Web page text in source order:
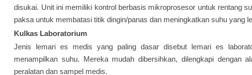
disukai. Unit ini memiliki kontrol berbasis mikroprosesor untuk rentang
paksa untuk membatasi titik dingin/panas dan meningkatkan suhu yang
Kulkas Laboratorium
Jenis lemari es medis yang paling dasar disebut lemari es
menampilkan suhu. Mereka mudah dibersihkan, dilengkapi dengan
peralatan dan sampel medis.